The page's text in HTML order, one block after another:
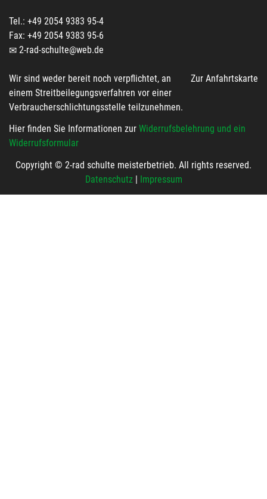
Tel.: +49 2054 9383 95-4
Fax: +49 2054 9383 95-6
2-rad-schulte@web.de
Zur Anfahrtskarte
Wir sind weder bereit noch verpflichtet, an
einem Streitbeilegungsverfahren vor einer
Verbraucherschlichtungsstelle teilzunehmen.
Hier finden Sie Informationen zur Widerrufsbelehrung und ein
Widerrufsformular
Copyright © 2-rad schulte meisterbetrieb. All rights reserved.
Datenschutz| Impressum